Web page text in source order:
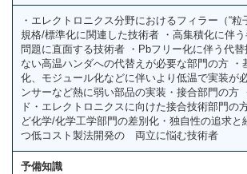
・エレクトロニクス分野におけるフィラー（“粒
規格/標準化に関連した技術者 ・高集積化に伴
問題に直面する技術者 ・Pbフリー化に伴う代
ない高温ハンダへの代替えが必要な部門の方 ・
化、モジュール化などに伴いより低温で実装が
ンサーなど熱に弱い部品の実装・接合部門の方
ド・エレクトロニクスに向けた接合技術部門の
ど化学/化学工学部門の差別化・独自性の追求と
つ低コスト製法開発の 両立に悩む技術者
予備知識